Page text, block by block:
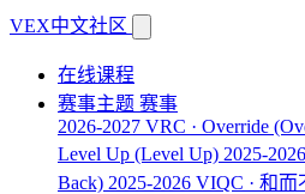
VEX中文社区
在线课程
赛事主题 赛事
2026-2027 VRC · Override
Level Up (Level Up) 2025-
Back) 2025-2026 VIQC · 和而